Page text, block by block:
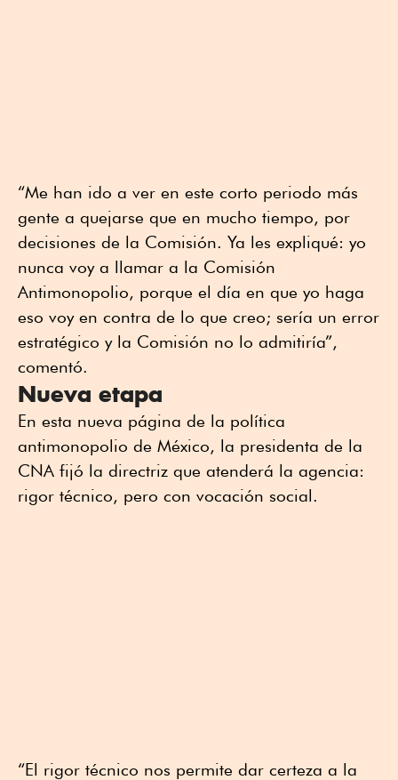
“Me han ido a ver en este corto periodo más
gente a quejarse que en mucho tiempo, por
decisiones de la Comisión. Ya les expliqué: yo
nunca voy a llamar a la Comisión
Antimonopolio, porque el día en que yo haga
eso voy en contra de lo que creo; sería un error
estratégico y la Comisión no lo admitiría”,
comentó.
Nueva etapa
En esta nueva página de la política
antimonopolio de México, la presidenta de la
CNA fijó la directriz que atenderá la agencia:
rigor técnico, pero con vocación social.
“El rigor técnico nos permite dar certeza a la